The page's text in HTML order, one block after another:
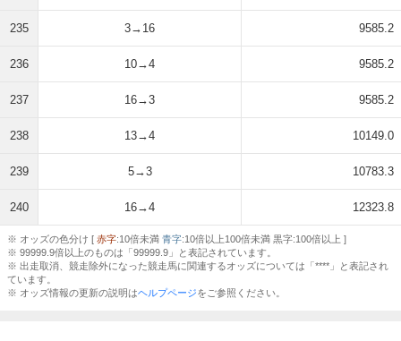
235 3→16 9585.2
236 10→4 9585.2
237 16→3 9585.2
238 13→4 10149.0
239 5→3 10783.3
240 16→4 12323.8
※ オッズの色分け [ 赤字:10倍未満 青字:10倍以上100倍未満 黒字:100倍以上 ]
※ 99999.9倍以上のものは「99999.9」と表記されています。
※ 出走取消、競走除外になった競走馬に関連するオッズについては「****」と表記され
ています。
※ オッズ情報の更新の説明はヘルプページをご参照ください。